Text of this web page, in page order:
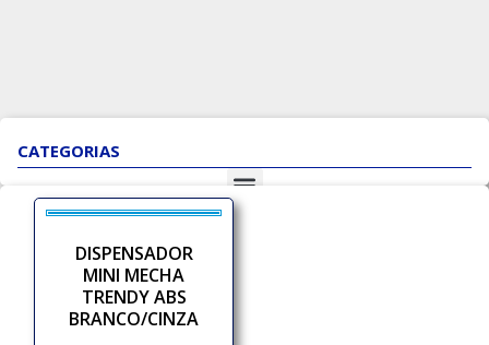
CATEGORIAS
DISPENSADOR
MINI MECHA
TRENDY ABS
BRANCO/CINZA